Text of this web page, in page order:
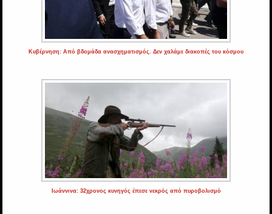
Κυβέρνηση: Από βδομάδα ανασχηματισμός. Δεν χαλάμε διακοπές του κόσμου
Ιωάννινα: 32χρονος κυνηγός έπεσε νεκρός από πυροβολισμό